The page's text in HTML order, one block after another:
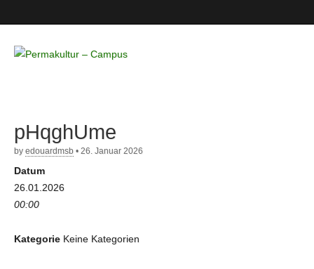
– Campus
pHqghUme
by edouardmsb • 26. Januar 2026
Datum
26.01.2026
00:00
Kategorie Keine Kategorien